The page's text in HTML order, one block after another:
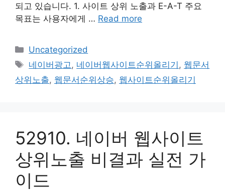
되고 있습니다. 1. 사이트 상위 노출과 E-A-T 주요
목표는 사용자에게 … Read more
Categories
Uncategorized
Tags
네이버광고 , 네이버웹사이트순위올리기 , 웹문서
상위노출, 웹문서순위상승, 웹사이트순위올리기
52910. 네이버 웹사이트
상위노출 비결과 실전 가
이드